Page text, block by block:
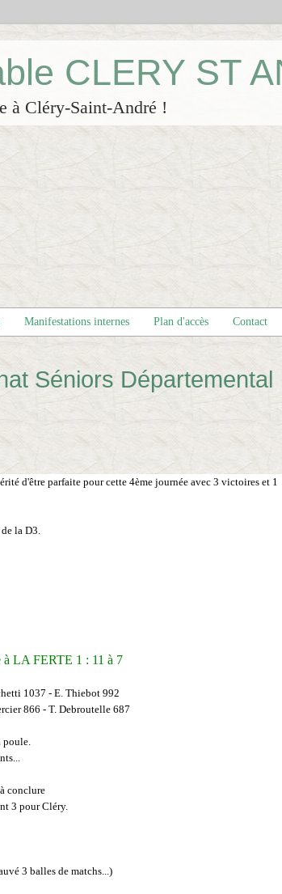
CLERY ST
à Cléry-Saint-André !
Manifestations internes Plan d'accès Contact
Séniors Départemental
d'être parfaite pour cette 4ème journée avec 3 victoires et 1
la D3.
à LA FERTE 1 : 11 à 7
1037 - E. Thiebot 992
866 - T. Debroutelle 687
poule.
conclure
3 pour Cléry.
3 balles de matchs...)